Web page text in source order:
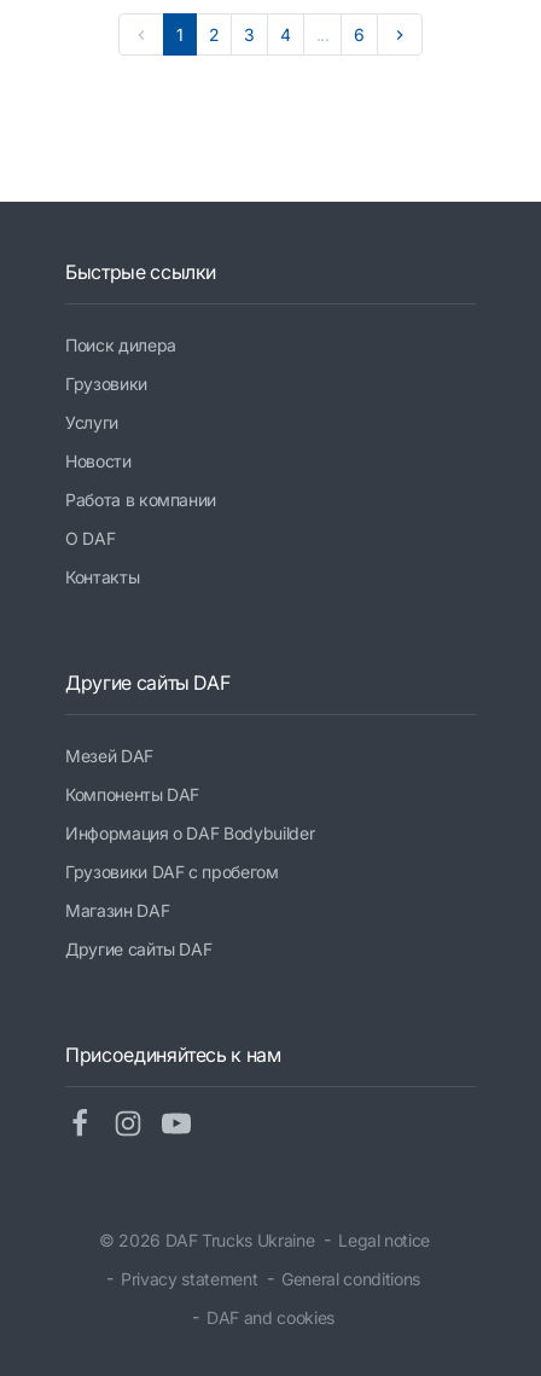
1 2 3 4 ... 6
Быстрые ссылки
Поиск дилера
Грузовики
Услуги
Новости
Работа в компании
О DAF
Контакты
Другие сайты DAF
Мезей DAF
Компоненты DAF
Информация о DAF Bodybuilder
Грузовики DAF с пробегом
Магазин DAF
Другие сайты DAF
Присоединяйтесь к нам
© 2026 DAF Trucks Ukraine
Legal notice
Privacy statement
General conditions
DAF and cookies